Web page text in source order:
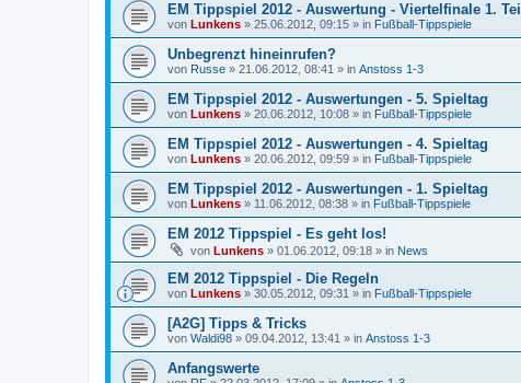
EM Tippspiel 2012 - Auswertung - Viertelfinale 1. Teil
von Lunkens » 25.06.2012, 09:15 » in Fußball-Tippspiele
Unbegrenzt hineinrufen?
von Russe » 21.06.2012, 08:41 » in Anstoss 1-3
EM Tippspiel 2012 - Auswertungen - 5. Spieltag
von Lunkens » 20.06.2012, 10:08 » in Fußball-Tippspiele
EM Tippspiel 2012 - Auswertungen - 4. Spieltag
von Lunkens » 20.06.2012, 09:59 » in Fußball-Tippspiele
EM Tippspiel 2012 - Auswertungen - 1. Spieltag
von Lunkens » 11.06.2012, 08:38 » in Fußball-Tippspiele
EM 2012 Tippspiel - Es geht los!
von Lunkens » 01.06.2012, 09:18 » in News
EM 2012 Tippspiel - Die Regeln
von Lunkens » 30.05.2012, 09:31 » in Fußball-Tippspiele
[A2G] Tipps & Tricks
von Waldi98 » 09.04.2012, 13:41 » in Anstoss 1-3
Anfangswerte